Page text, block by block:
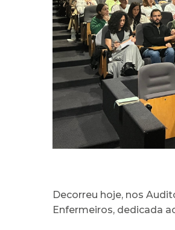
Decorreu hoje, nos
Enfermeiros, dedicada